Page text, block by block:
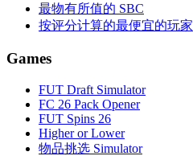
最物有所值的 SBC
按评分计算的最便宜的玩家
Games
FUT Draft Simulator
FC 26 Pack Opener
FUT Spins 26
Higher or Lower
物品挑选 Simulator